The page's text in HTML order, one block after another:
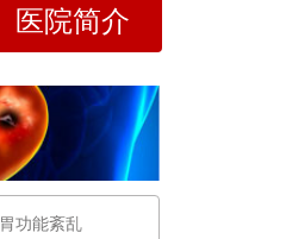
医院简介
胃功能紊乱